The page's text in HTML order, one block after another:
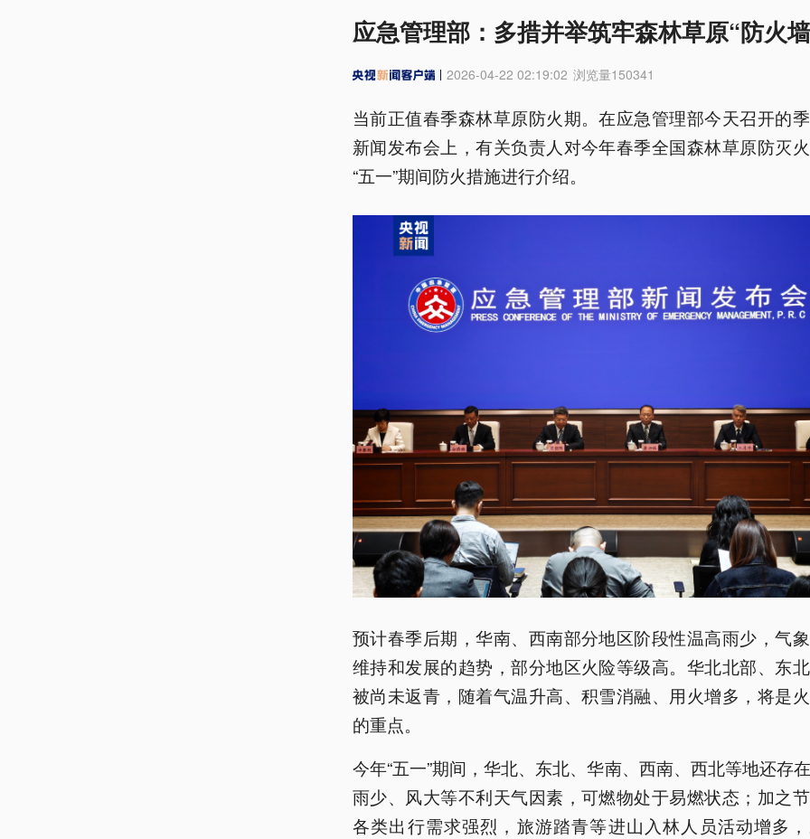
应急管理部：多措并举筑牢森林草原“防火
2026-04-22 02:19:02 浏览量150341
当前正值春季森林草原防火期。在应急管理部今天召开的
新闻发布会上，有关负责人对今年春季全国森林草原防灭
“五一”期间防火措施进行介绍。
预计春季后期，华南、西南部分地区阶段性温高雨少，气
维持和发展的趋势，部分地区火险等级高。华北北部、东
被尚未返青，随着气温升高、积雪消融、用火增多，将是
的重点。
今年“五一”期间，华北、东北、华南、西南、西北等地还存在
雨少、风大等不利天气因素，可燃物处于易燃状态；加之
各类出行需求强烈，旅游踏青等进山入林人员活动增多